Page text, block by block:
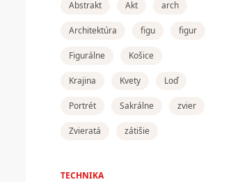
Abstrakt
Akt arch
Architektúra figu figur
Figurálne Košice
Krajina Kvety Loď
Portrét Sakrálne zvier
Zvieratá zátišie
TECHNIKA